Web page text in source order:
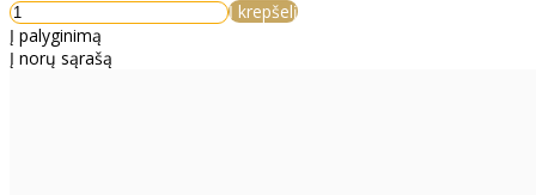
Į krepšelį
Į palyginimą
Į norų sąrašą